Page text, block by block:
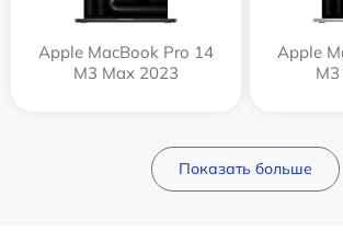
Apple MacBook Pro 14
M3 Max 2023
Apple
Показать больше